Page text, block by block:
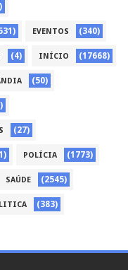
EVENTOS (340)
(4) INÍCIO (17668)
(50)
(27)
POLÍCIA (1773)
SAÚDE (2545)
(383)